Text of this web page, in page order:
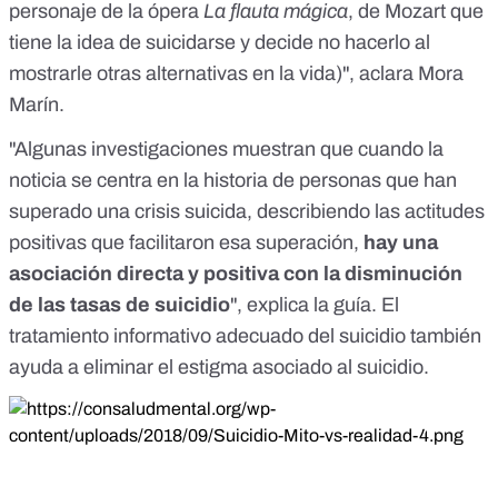
personaje de la ópera La flauta mágica, de Mozart que
tiene la idea de suicidarse y decide no hacerlo al
mostrarle otras alternativas en la vida)", aclara Mora
Marín.
"Algunas investigaciones muestran que cuando la
noticia se centra en la historia de personas que han
superado una crisis suicida, describiendo las actitudes
positivas que facilitaron esa superación, hay una
asociación directa y positiva con la disminución
de las tasas de suicidio", explica la guía. El
tratamiento informativo adecuado del suicidio también
ayuda a eliminar el estigma asociado al suicidio.